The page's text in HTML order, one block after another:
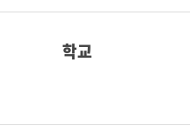
학교